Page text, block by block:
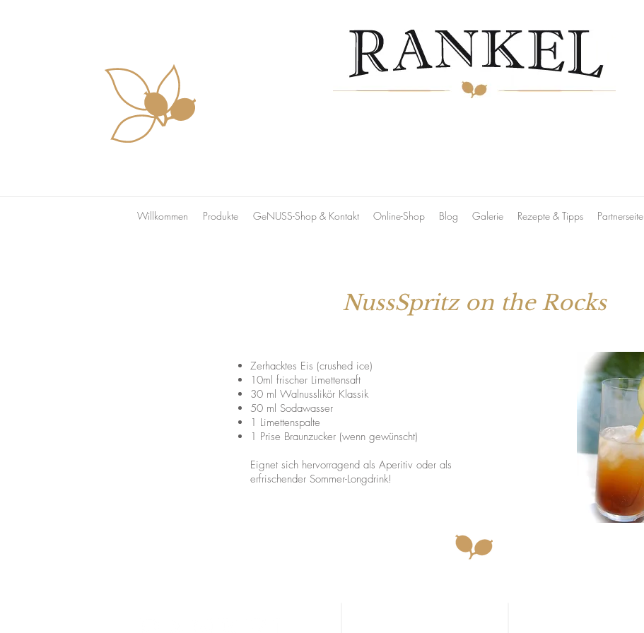
Willkommen Produkte GeNUSS-Shop & Kontakt Online-Shop Blog Galerie Rezepte & Tipps Partnerseite
NussSpritz on the Rocks
Zerhacktes Eis (crushed ice)
10ml frischer Limettensaft
30 ml Walnusslikör Klassik
50 ml Sodawasser
1 Limettenspalte
1 Prise Braunzucker (wenn gewünscht)
Eignet sich hervorragend als Aperitiv oder als
erfrischender Sommer-Longdrink!